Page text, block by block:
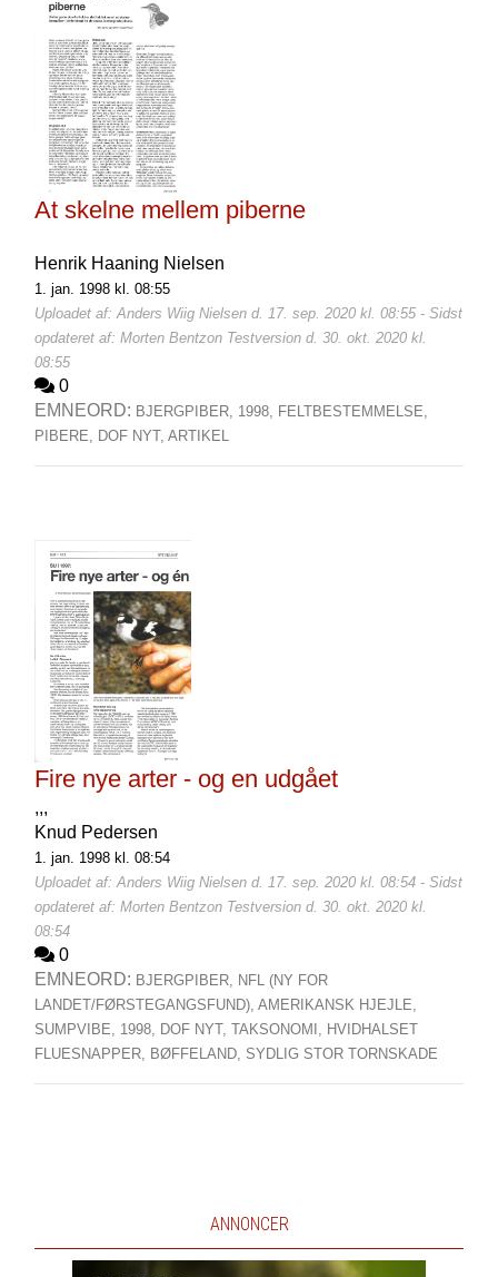
At skelne mellem piberne
Henrik Haaning Nielsen
1. jan. 1998 kl. 08:55
Uploadet af: Anders Wiig Nielsen d. 17. sep. 2020 kl. 08:55 - Sidst
opdateret af: Morten Bentzon Testversion d. 30. okt. 2020 kl.
08:55
0
EMNEORD: BJERGPIBER, 1998, FELTBESTEMMELSE,
PIBERE, DOF NYT, ARTIKEL
Fire nye arter - og en udgået
,,,
Knud Pedersen
1. jan. 1998 kl. 08:54
Uploadet af: Anders Wiig Nielsen d. 17. sep. 2020 kl. 08:54 - Sidst
opdateret af: Morten Bentzon Testversion d. 30. okt. 2020 kl.
08:54
0
EMNEORD: BJERGPIBER, NFL (NY FOR
LANDET/FØRSTEGANGSFUND), AMERIKANSK HJEJLE,
SUMPVIBE, 1998, DOF NYT, TAKSONOMI, HVIDHALSET
FLUESNAPPER, BØFFELAND, SYDLIG STOR TORNSKADE
ANNONCER